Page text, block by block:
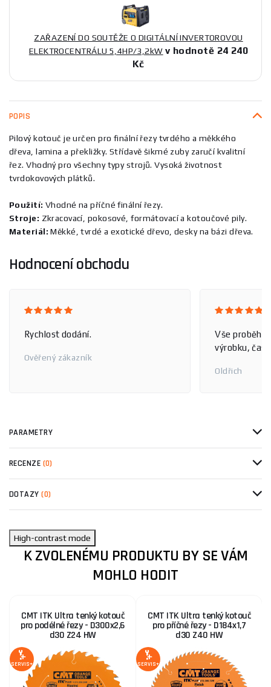
ZAŘAZENÍ DO SOUTĚŽE O DIGITÁLNÍ INVERTOROVOU
ELEKTROCENTRÁLU 5,4HP/3,2kW v hodnotě 24 240
Kč
POPIS
Pilový kotouč je určen pro finální řezy tvrdého a měkkého
dřeva, lamina a překližky. Střídavě šikmé zuby zaručí kvalitní
řez. Vhodný pro všechny typy strojů. Vysoká životnost
tvrdokovových plátků.
Použití: Vhodné na příčné finální řezy.
Stroje: Zkracovací, pokosové, formátovací a kotoučové pily.
Materiál: Měkké, tvrdé a exotické dřevo, desky na bázi dřeva.
Hodnocení obchodu
Rychlost dodání.
Ověřený zákazník
Vše
výrobku, čas
Oldřich
PARAMETRY
RECENZE (0)
DOTAZY(0)
High-contrast mode
K ZVOLENÉMU PRODUKTU BY SE VÁM
MOHLO HODIT
CMT ITK Ultra tenký kotouč
pro podélné řezy - D300x2,6
d30 Z24 HW
SERVIS+
CMT ITK Ultra tenký kotouč
pro příčné řezy - D184x1,7
d30 Z40 HW
SERVIS+